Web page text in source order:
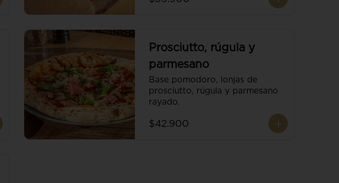
Prosciutto, rúgula y
parmesano
Base pomodoro, lonjas de
prosciutto, rúgula y parmesano
rayado.
$42.900